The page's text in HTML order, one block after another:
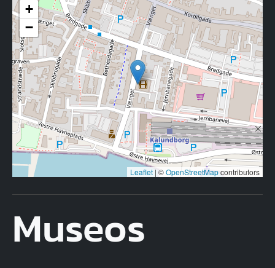
+
−
Leaflet | ©OpenStreetMapcontributors
Museos